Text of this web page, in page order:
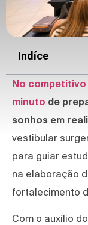
Indíce
No competitivo
minuto de
sonhos em
vestibular
para guiar
na elaboração
fortalecimento
Com o auxílio